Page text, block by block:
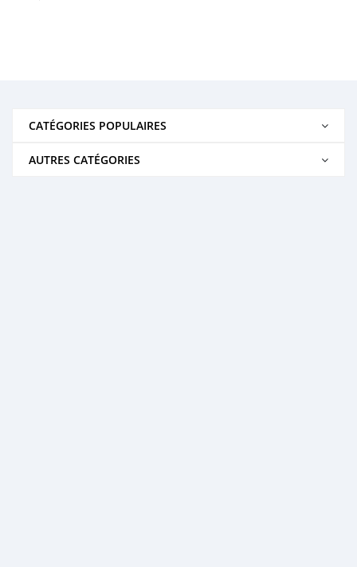
CATÉGORIES POPULAIRES
AUTRES CATÉGORIES